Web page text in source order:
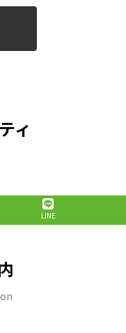
ィ
LINE